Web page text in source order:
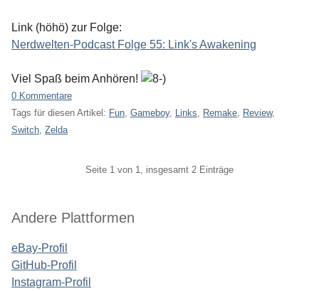
Link (höhö) zur Folge:
Nerdwelten-Podcast Folge 55: Link's Awakening
Viel Spaß beim Anhören!
0 Kommentare
Tags für diesen Artikel: Fun Gameboy, Links Remake Review,
Switch Zelda
Seite 1 von 1, insgesamt 2 Einträge
Seitenleiste
Andere Plattformen
eBay-Profil
GitHub-Profil
Instagram-Profil